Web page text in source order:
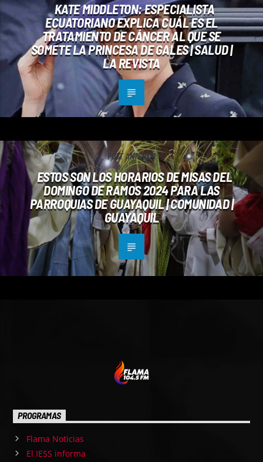
KATE MIDDLETON: ESPECIALISTA
ECUATORIANO EXPLICA CUÁL ES EL
TRATAMIENTO DE CÁNCER AL QUE SE
SOMETE LA PRINCESA DE GALES | SALUD |
LA REVISTA
POST ANTERIOR
ESTOS SON LOS HORARIOS DE MISAS DEL
DOMINGO DE RAMOS 2024 PARA LAS
PARROQUIAS DE GUAYAQUIL | COMUNIDAD |
GUAYAQUIL
PROGRAMAS
Flama Noticias
El IESS informa